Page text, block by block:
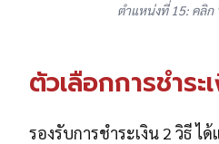
ตำแหน่งที่ 15: คลิก
ตัวเลือกการชำระ
รองรับการชำระเงิน 2 วิธี ไ